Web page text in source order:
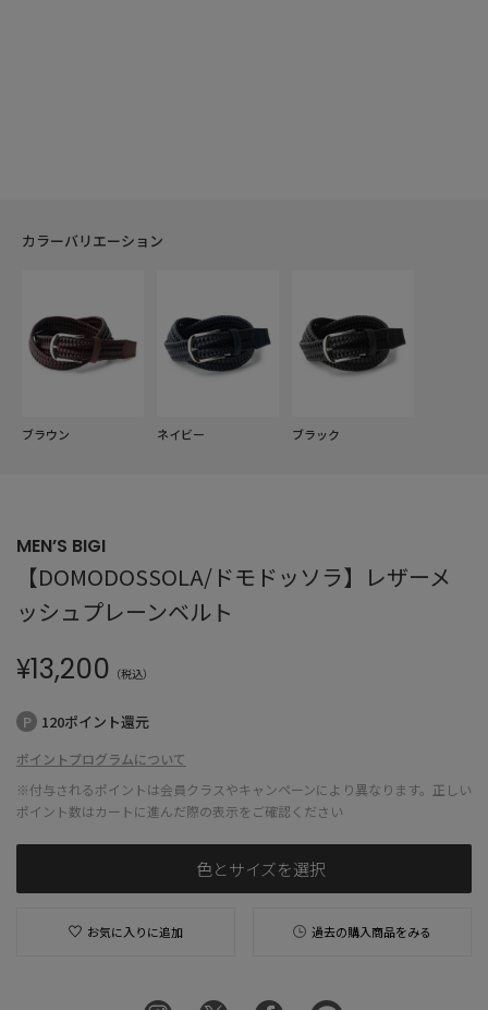
カラーバリエーション
ブラウン ネイビー ブラック
MEN’S BIGI
【DOMODOSSOLA/ドモドッソラ】レザーメ
ッシュプレーンベルト
¥13,200 （税込）
120ポイント還元
ポイントプログラムについて
※付与されるポイントは会員クラスやキャンペーンにより異なります。正しい
ポイント数はカートに進んだ際の表示をご確認ください
色とサイズを選択
お気に入りに追加 過去の購入商品をみる